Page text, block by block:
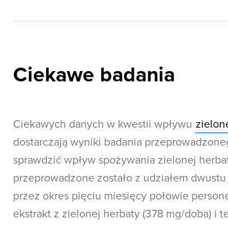
Ciekawe badania
Ciekawych danych w kwestii wpływu
dostarczają wyniki badania
sprawdzić wpływ spożywania zielonej
przeprowadzone zostało z udziałem
przez okres pięciu miesięcy połowie
ekstrakt z zielonej herbaty (378 mg/doba) i